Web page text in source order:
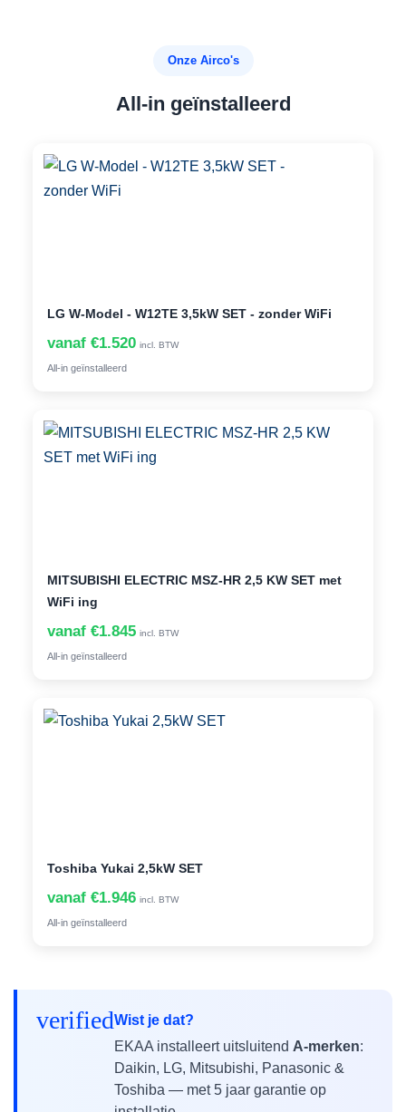
Onze Airco's
All-in geïnstalleerd
LG W-Model - W12TE 3,5kW SET - zonder WiFi
vanaf €1.520 incl. BTW
All-in geïnstalleerd
MITSUBISHI ELECTRIC MSZ-HR 2,5 KW SET met
WiFi ing
vanaf €1.845 incl. BTW
All-in geïnstalleerd
Toshiba Yukai 2,5kW SET
vanaf €1.946 incl. BTW
All-in geïnstalleerd
verifiedWist je dat?
EKAA installeert uitsluitend A-merken:
Daikin, LG, Mitsubishi, Panasonic &
Toshiba — met 5 jaar garantie op